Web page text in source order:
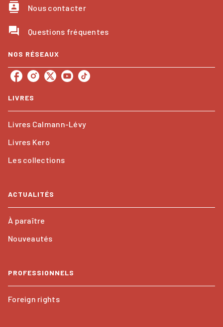
contacts Nous contacter
question_answer Questions fréquentes
NOS RÉSEAUX
LIVRES
Livres Calmann-Lévy
Livres Kero
Les collections
ACTUALITÉS
À paraître
Nouveautés
PROFESSIONNELS
Foreign rights